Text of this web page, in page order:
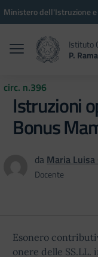
Vai ai contenuti
Vai al menu di
Vai al footer
Ministero dell'Istruzione
Istituto
P.
circ. n.396
Istruzioni
Bonus
da Maria Luisa
Docente
Esonero
onere delle SS.LL.